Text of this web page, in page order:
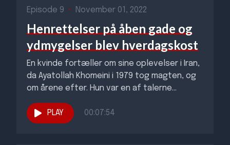
Episode 9 • November 01, 2022
Henrettelser på åben gade og
ydmygelser blev hverdagskost
En kvinde fortæller om sine oplevelser i Iran,
da Ayatollah Khomeini i 1979 tog magten, og
om årene efter. Hun var en af talerne...
PLAY 00:07:54